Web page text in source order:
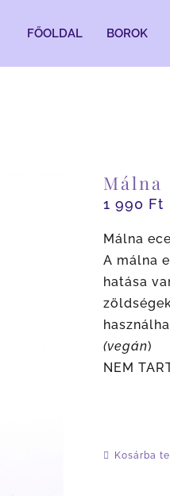
FŐOLDAL BOROK
Málna
1 990 Ft
Málna
A málna
hatása
(vegán)
NEM
Kosárba